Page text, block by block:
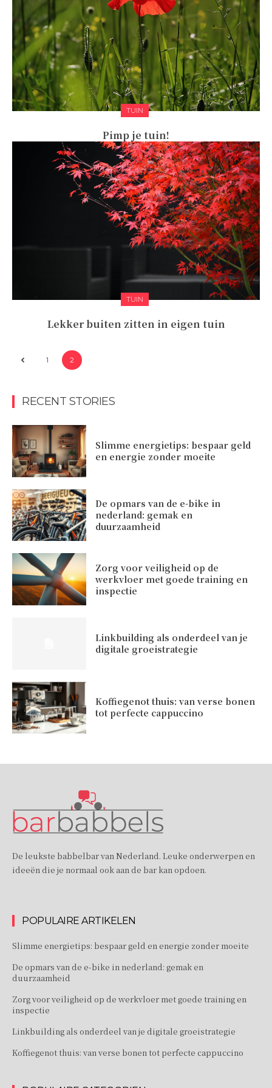
TUIN
Pimp je tuin!
TUIN
Lekker buiten zitten in eigen tuin
1 2
RECENT STORIES
Slimme energietips: bespaar geld
en energie zonder moeite
De opmars van de e-bike in
nederland: gemak en
duurzaamheid
Zorg voor veiligheid op de
werkvloer met goede training en
inspectie
Linkbuilding als onderdeel van je
digitale groeistrategie
Koffiegenot thuis: van verse bonen
tot perfecte cappuccino
De leukste babbelbar van Nederland. Leuke onderwerpen en
ideeën die je normaal ook aan de bar kan opdoen.
POPULAIRE ARTIKELEN
Slimme energietips: bespaar geld en energie zonder moeite
De opmars van de e-bike in nederland: gemak en
duurzaamheid
Zorg voor veiligheid op de werkvloer met goede training en
inspectie
Linkbuilding als onderdeel van je digitale groeistrategie
Koffiegenot thuis: van verse bonen tot perfecte cappuccino